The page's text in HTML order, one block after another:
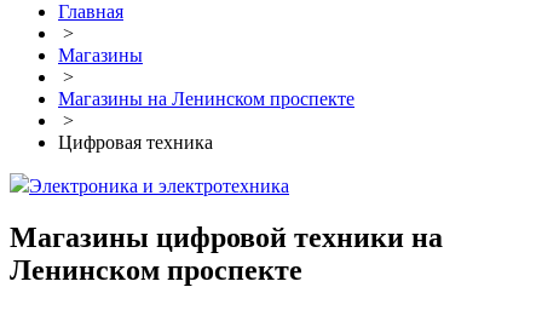
Главная
>
Магазины
>
Магазины на Ленинском проспекте
>
Цифровая техника
Электроника и электротехника
Магазины цифровой техники на
Ленинском проспекте